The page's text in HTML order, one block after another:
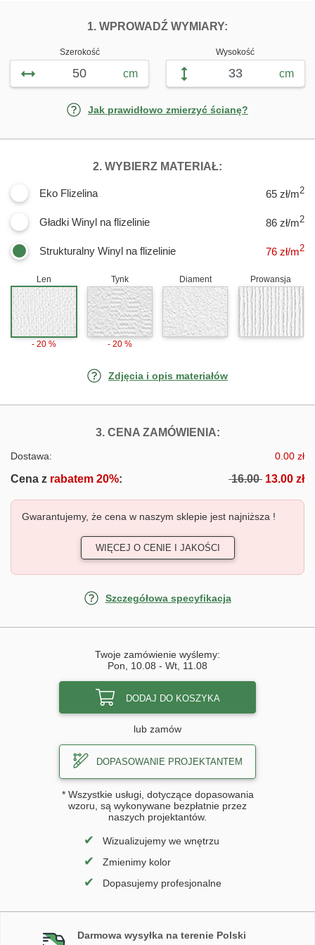
1. WPROWADŹ WYMIARY:
Szerokość
cm
Wysokość
cm
Jak prawidłowo zmierzyć ścianę?
2. WYBIERZ MATERIAŁ:
Eko Flizelina 65 zł/m2
Gładki Winyl na flizelinie 86 zł/m2
Strukturalny Winyl na flizelinie 76 zł/m2
Len
- 20 %
Tynk
- 20 %
Diament Prowansja
Zdjęcia i opis materiałów
3. CENA ZAMÓWIENIA:FOTOTAPETY
Dostawa: 0.00 zł
Cena z rabatem 20%: 16.00 13.00 zł
Gwarantujemy, że cena w naszym sklepie jest najniższa !
WIĘCEJ O CENIE I JAKOŚCI
Szczegółowa specyfikacja
Twoje zamówienie wyślemy:
Pon, 10.08 - Wt, 11.08
DODAJ DO KOSZYKA
lub zamów
DOPASOWANIE PROJEKTANTEM
* Wszystkie usługi, dotyczące dopasowania
wzoru, są wykonywane bezpłatnie przez
naszych projektantów.
✔ Wizualizujemy we wnętrzu
✔ Zmienimy kolor
✔ Dopasujemy profesjonalne
Darmowa wysyłka na terenie Polski